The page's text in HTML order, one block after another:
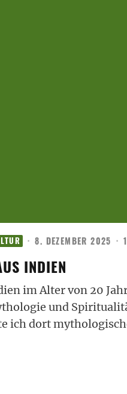
· 8. DEZEMBER 2025 ·
INDIEN
im Alter von 20
und
ich dort